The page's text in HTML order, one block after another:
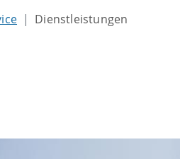
Dienstleistungen